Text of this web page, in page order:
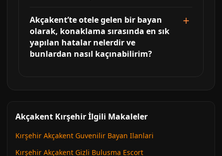
Akçakent’te otele gelen bir bayan
olarak, konaklama sırasında en sık
yapılan hatalar nelerdir ve
bunlardan nasıl kaçınabilirim?
Akçakent Kırşehir İlgili Makaleler
Kırşehir Akçakent Guvenilir Bayan Ilanlari
Kırşehir Akçakent Gizli Bulusma Escort